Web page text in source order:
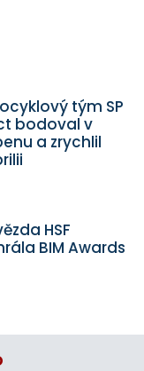
tým SP
bodoval v
a zrychlil
HSF
BIM Awards